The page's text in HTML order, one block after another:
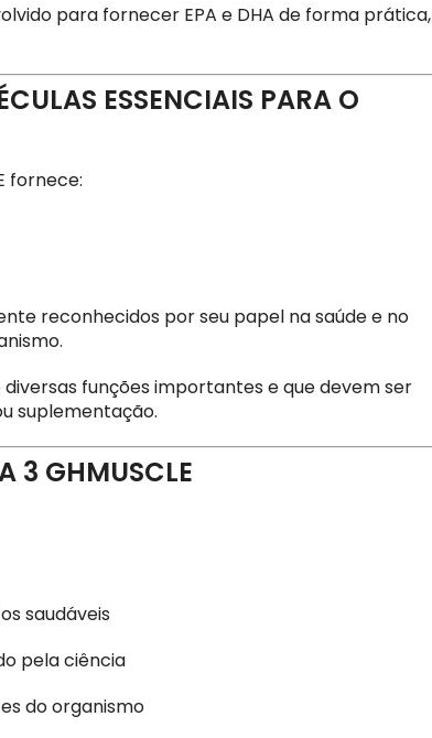
para fornecer EPA e DHA de forma prática,
ESSENCIAIS PARA O
fornece:
reconhecidos por seu papel na saúde e no
funções importantes e que devem ser
suplementação.
3 GHMUSCLE
saudáveis
pela ciência
do organismo